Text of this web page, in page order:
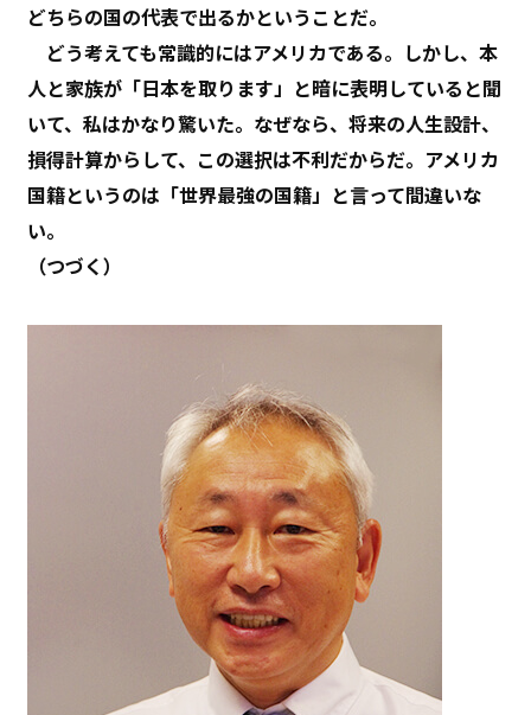
どちらの国の代表で出るかということだ。
どう考えても常識的にはアメリカである。しかし、本
人と家族が「日本を取ります」と暗に表明していると聞
いて、私はかなり驚いた。なぜなら、将来の人生設計、
損得計算からして、この選択は不利だからだ。アメリカ
国籍というのは「世界最強の国籍」と言って間違いな
い。
（つづく）